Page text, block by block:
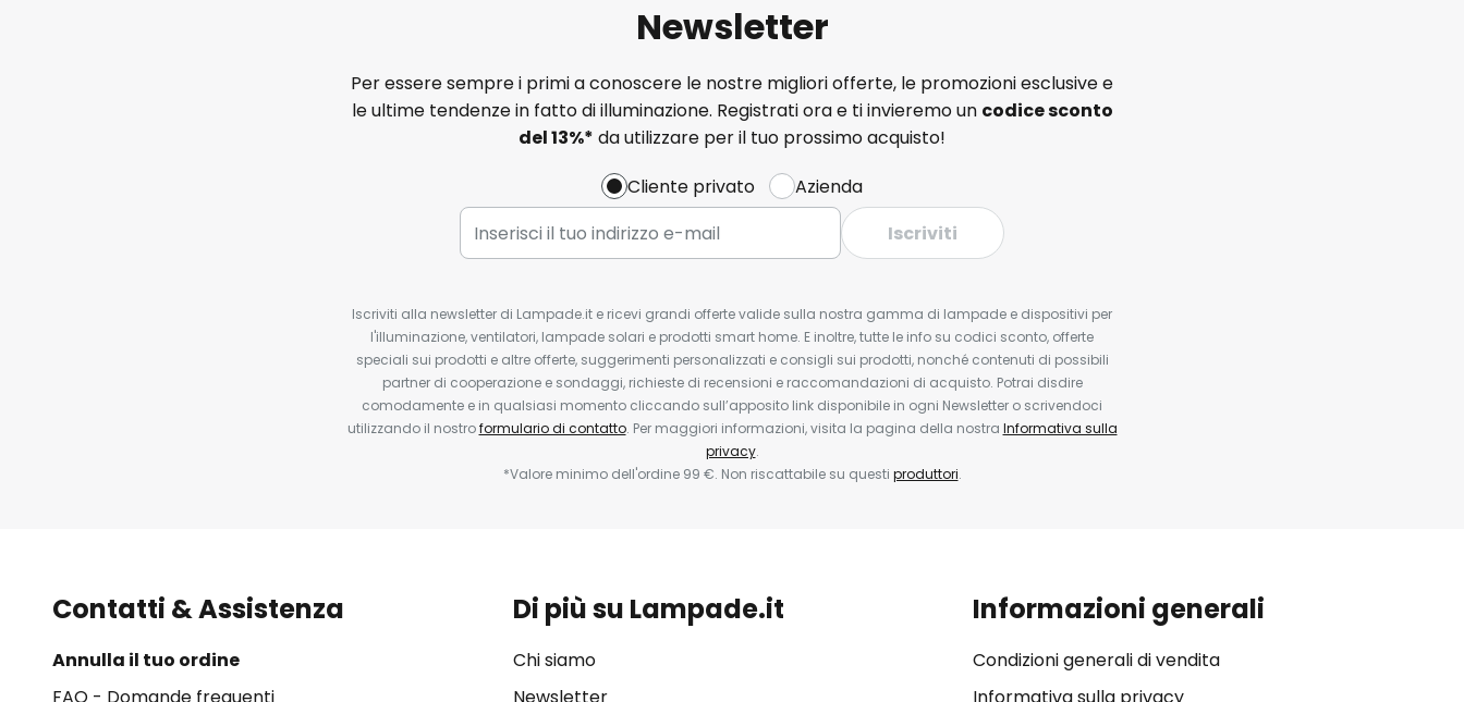
Newsletter
Per essere sempre i primi a conoscere le nostre migliori offerte, le promozioni esclusive e
le ultime tendenze in fatto di illuminazione. Registrati ora e ti invieremo un codice sconto
del13%* da utilizzare per il tuo prossimo acquisto!
Cliente privato
Azienda
Iscriviti
Iscriviti alla newsletter di Lampade.it e ricevi grandi offerte valide sulla nostra gamma di lampade e dispositivi per
l'illuminazione, ventilatori, lampade solari e prodotti smart home. E inoltre, tutte le info su codici sconto, offerte
speciali sui prodotti e altre offerte, suggerimenti personalizzati e consigli sui prodotti, nonché contenuti di possibili
partner di cooperazione e sondaggi, richieste di recensioni e raccomandazioni di acquisto. Potrai disdire
comodamente e in qualsiasi momento cliccando sull’apposito link disponibile in ogni Newsletter o scrivendoci
utilizzando il nostroformulario di contatto. Per maggiori informazioni, visita la pagina della nostra Informativa sulla
privacy.
*Valore minimo dell'ordine 99 €. Non riscattabile su questi produttori.
Contatti & Assistenza
Annulla il tuo ordine
Di più su Lampade.it
Chi siamo
Informazioni generali
Condizioni generali di vendita